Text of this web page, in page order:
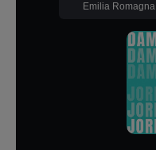
Emilia Romagna